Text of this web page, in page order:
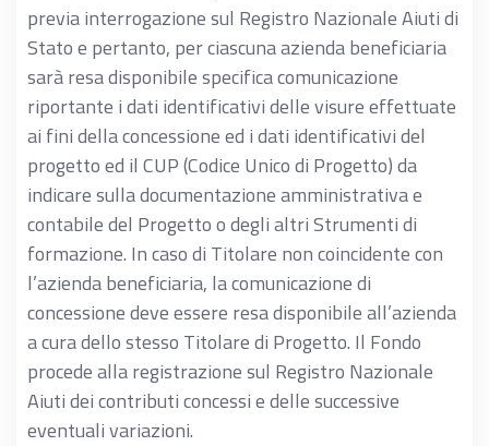
previa interrogazione sul Registro Nazionale Aiuti di
Stato e pertanto, per ciascuna azienda beneficiaria
sarà resa disponibile specifica comunicazione
riportante i dati identificativi delle visure effettuate
ai fini della concessione ed i dati identificativi del
progetto ed il CUP (Codice Unico di Progetto) da
indicare sulla documentazione amministrativa e
contabile del Progetto o degli altri Strumenti di
formazione. In caso di Titolare non coincidente con
l’azienda beneficiaria, la comunicazione di
concessione deve essere resa disponibile all’azienda
a cura dello stesso Titolare di Progetto. Il Fondo
procede alla registrazione sul Registro Nazionale
Aiuti dei contributi concessi e delle successive
eventuali variazioni.